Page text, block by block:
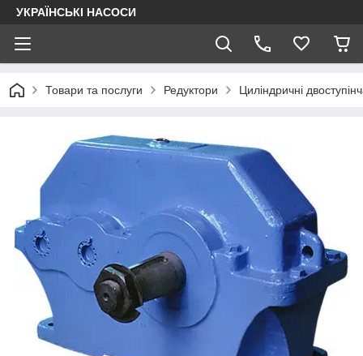
УКРАЇНСЬКІ НАСОСИ
Товари та послуги Редуктори Циліндричні